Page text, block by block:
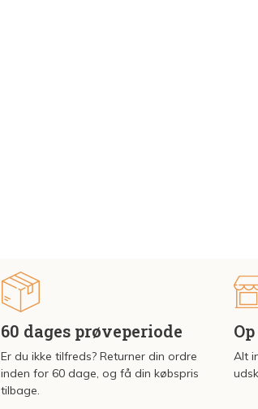
60 dages prøveperiode
Er du ikke tilfreds? Returner din ordre
inden for 60 dage, og få din købspris
tilbage.
Alt